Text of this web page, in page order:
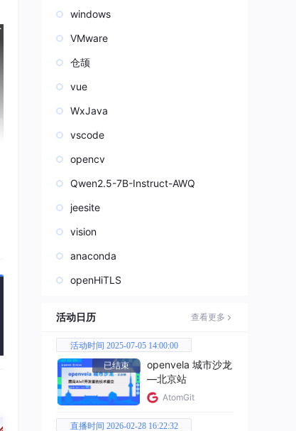
windows
VMware
仓颉
vue
WxJava
vscode
opencv
Qwen2.5-7B-Instruct-AWQ
jeesite
vision
anaconda
openHiTLS
活动日历 查看更多
活动时间 2025-07-05 14:00:00
已结束
openvela 城市沙龙
—北京站
AtomGit
直播时间 2026-02-28 16:22:32